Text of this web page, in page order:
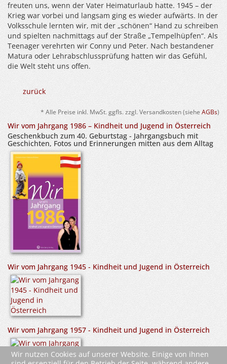
freuten uns, wenn der Vater Heimaturlaub hatte. 1945 – der
Krieg war vorbei und langsam ging es wieder aufwärts. In der
Volksschule lernten wir, mit der „schönen“ Hand zu schreiben
und spielten nachmittags auf der Straße „Tempelhüpfen“. Als
Teenager verehrten wir Conny und Peter. Nach bestandener
Matura oder Lehrabschlussprüfung hatten wir das Gefühl,
die Welt steht uns offen.
zurück
* Alle Preise inkl. MwSt. ggfls. zzgl. Versandkosten (siehe AGBs)
Wir vom Jahrgang 1986 – Kindheit und Jugend in Österreich
Geschenkbuch zum 40. Geburtstag - Jahrgangsbuch mit
Geschichten, Fotos und Erinnerungen mitten aus dem Alltag
Wir vom Jahrgang 1945 - Kindheit und Jugend in Österreich
Wir vom Jahrgang 1957 - Kindheit und Jugend in Österreich
Wir nutzen Cookies auf unserer Website. Einige von ihnen